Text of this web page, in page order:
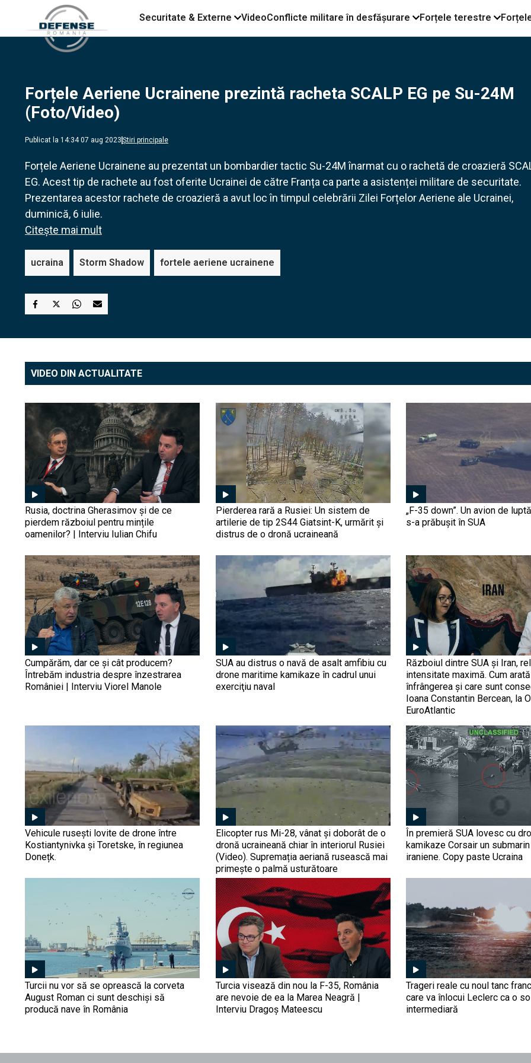
Securitate & Externe VideoConflicte militare în desfășurare Forțele terestre
Forțele Aeriene Ucrainene prezintă racheta SCALP EG pe Su-24М
(Foto/Video)
Publicat la 14:34 07 aug 2023 Știri principale
Forțele Aeriene Ucrainene au prezentat un bombardier tactic Su-24М înarmat cu o rachetă de croazieră
EG. Acest tip de rachete au fost oferite Ucrainei de către Franța ca parte a asistenței militare de securitate.
Prezentarea acestor rachete de croazieră a avut loc în timpul celebrării Zilei Forțelor Aeriene ale Ucrainei,
duminică, 6 iulie.
Citește mai mult
ucraina Storm Shadow fortele aeriene ucrainene
VIDEO DIN ACTUALITATE
Rusia, doctrina Gherasimov și de ce
pierdem războiul pentru mințile
oamenilor? | Interviu Iulian Chifu
Pierderea rară a Rusiei: Un sistem de
artilerie de tip 2S44 Giatsint-K, urmărit și
distrus de o dronă ucraineană
„F-35 down”. Un avion de
s-a prăbușit în SUA
Cumpărăm, dar ce și cât producem?
Întrebăm industria despre înzestrarea
României | Interviu Viorel Manole
SUA au distrus o navă de asalt amfibiu cu
drone maritime kamikaze în cadrul unui
exerciţiu naval
Războiul dintre SUA și Iran,
intensitate maximă. Cum
înfrângerea și care sunt
Ioana Constantin Bercean, la
EuroAtlantic
Vehicule rusești lovite de drone între
Kostiantynivka și Toretske, în regiunea
Donețk.
Elicopter rus Mi-28, vânat și doborât de o
dronă ucraineană chiar în interiorul Rusiei
(Video). Supremația aeriană rusească mai
primește o palmă usturătoare
În premieră SUA lovesc cu
kamikaze Corsair un
iraniene. Copy paste Ucraina
Turcii nu vor să se oprească la corveta
August Roman ci sunt deschiși să
producă nave în România
Turcia visează din nou la F-35, România
are nevoie de ea la Marea Neagră |
Interviu Dragoș Mateescu
Trageri reale cu noul tanc
care va înlocui Leclerc ca o
intermediară